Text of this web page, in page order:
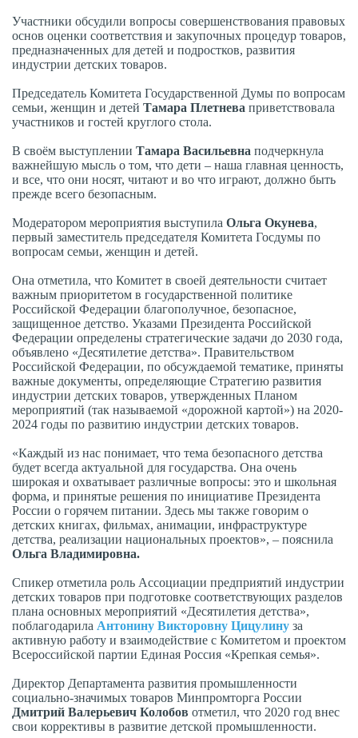
Участники обсудили вопросы совершенствования правовых
основ оценки соответствия и закупочных процедур товаров,
предназначенных для детей и подростков, развития
индустрии детских товаров.
Председатель Комитета Государственной Думы по вопросам
семьи, женщин и детей Тамара Плетнева приветствовала
участников и гостей круглого стола.
В своём выступлении Тамара Васильевна подчеркнула
важнейшую мысль о том, что дети – наша главная ценность,
и все, что они носят, читают и во что играют, должно быть
прежде всего безопасным.
Модератором мероприятия выступила Ольга Окунева,
первый заместитель председателя Комитета Госдумы по
вопросам семьи, женщин и детей.
Она отметила, что Комитет в своей деятельности считает
важным приоритетом в государственной политике
Российской Федерации благополучное, безопасное,
защищенное детство. Указами Президента Российской
Федерации определены стратегические задачи до 2030 года,
объявлено «Десятилетие детства». Правительством
Российской Федерации, по обсуждаемой тематике, приняты
важные документы, определяющие Стратегию развития
индустрии детских товаров, утвержденных Планом
мероприятий (так называемой «дорожной картой») на 2020-
2024 годы по развитию индустрии детских товаров.
«Каждый из нас понимает, что тема безопасного детства
будет всегда актуальной для государства. Она очень
широкая и охватывает различные вопросы: это и школьная
форма, и принятые решения по инициативе Президента
России о горячем питании. Здесь мы также говорим о
детских книгах, фильмах, анимации, инфраструктуре
детства, реализации национальных проектов», – пояснила
Ольга Владимировна.
Спикер отметила роль Ассоциации предприятий индустрии
детских товаров при подготовке соответствующих разделов
плана основных мероприятий «Десятилетия детства»,
поблагодарила Антонину Викторовну Цицулину за
активную работу и взаимодействие с Комитетом и проектом
Всероссийской партии Единая Россия «Крепкая семья».
Директор Департамента развития промышленности
социально-значимых товаров Минпромторга России
Дмитрий Валерьевич Колобов отметил, что 2020 год внес
свои коррективы в развитие детской промышленности.